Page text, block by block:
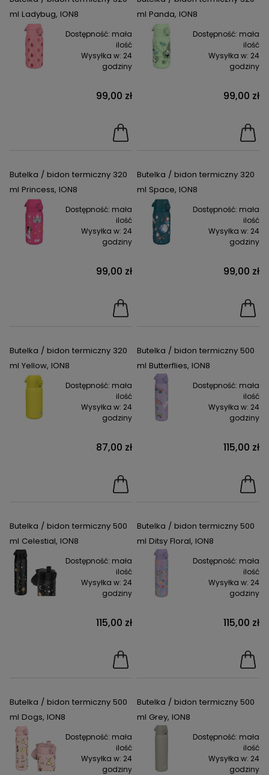
ml Ladybug, ION8
Dostępność: mała
ilość
Wysyłka w: 24
godziny
99,00 zł
ml Panda, ION8
Dostępność: mała
ilość
Wysyłka w: 24
godziny
99,00 zł
Butelka / bidon termiczny 320
ml Princess, ION8
Dostępność: mała
ilość
Wysyłka w: 24
godziny
99,00 zł
Butelka / bidon termiczny 320
ml Space, ION8
Dostępność: mała
ilość
Wysyłka w: 24
godziny
99,00 zł
Butelka / bidon termiczny 320
ml Yellow, ION8
Dostępność: mała
ilość
Wysyłka w: 24
godziny
87,00 zł
Butelka / bidon termiczny 500
ml Butterflies, ION8
Dostępność: mała
ilość
Wysyłka w: 24
godziny
115,00 zł
Butelka / bidon termiczny 500
ml Celestial, ION8
Dostępność: mała
ilość
Wysyłka w: 24
godziny
115,00 zł
Butelka / bidon termiczny 500
ml Ditsy Floral, ION8
Dostępność: mała
ilość
Wysyłka w: 24
godziny
115,00 zł
Butelka / bidon termiczny 500
ml Dogs, ION8
Dostępność: mała
ilość
Wysyłka w: 24
godziny
Butelka / bidon termiczny 500
ml Grey, ION8
Dostępność: mała
ilość
Wysyłka w: 24
godziny